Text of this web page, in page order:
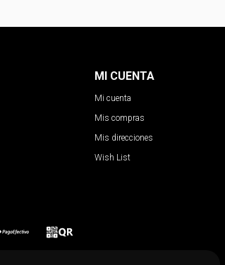
MI CUENTA
Mi cuenta
Mis compras
Mis direcciones
Wish List